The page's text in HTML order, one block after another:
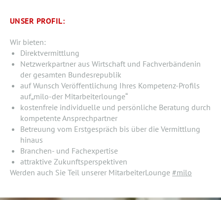
UNSER PROFIL:
Wir bieten:
Direktvermittlung
Netzwerkpartner aus Wirtschaft und Fachverbändenin
der gesamten Bundesrepublik
auf Wunsch Veröffentlichung Ihres Kompetenz-Profils
auf„milo-der Mitarbeiterlounge“
kostenfreie individuelle und persönliche Beratung durch
kompetente Ansprechpartner
Betreuung vom Erstgespräch bis über die Vermittlung
hinaus
Branchen- und Fachexpertise
attraktive Zukunftsperspektiven
Werden auch Sie Teil unserer MitarbeiterLounge #milo